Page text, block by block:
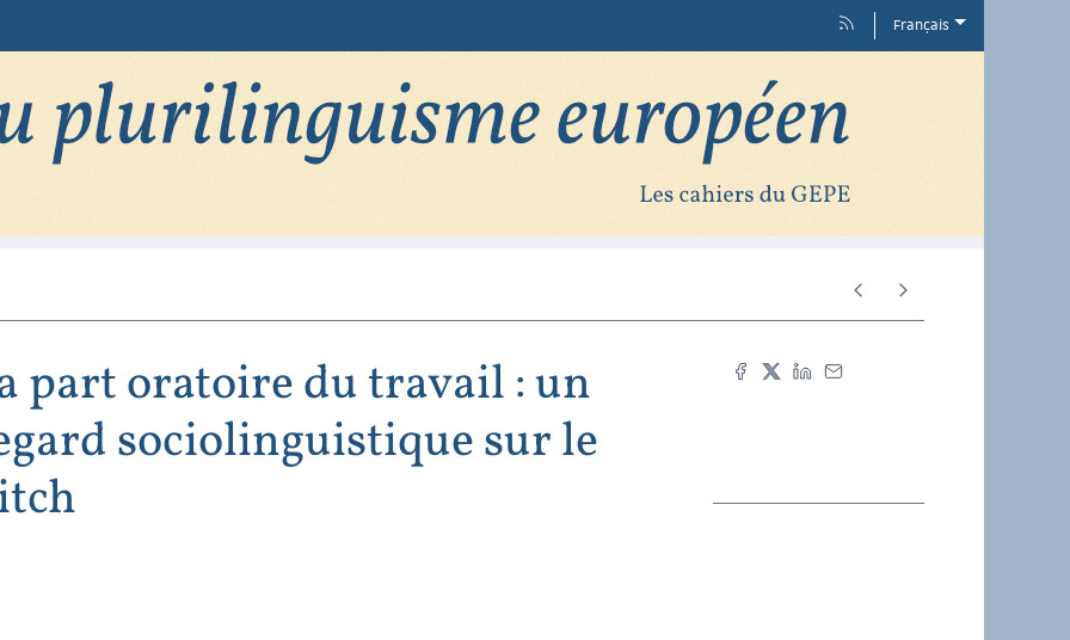
Français
part oratoire du travail : un
sociolinguistique sur le